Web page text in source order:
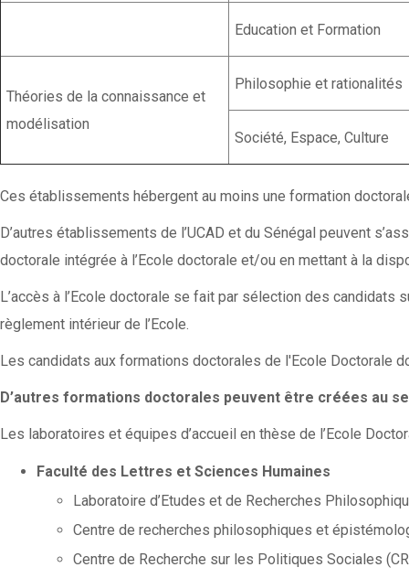
Education et Formation
Théories de la connaissance et
modélisation
Philosophie et rationalités
Société, Espace, Culture
Ces établissements hébergent au moins une formation
D’autres établissements de l’UCAD et du Sénégal peuvent
doctorale intégrée à l’Ecole doctorale et/ou en mettant à la
L’accès à l’Ecole doctorale se fait par sélection des
règlement intérieur de l’Ecole.
Les candidats aux formations doctorales de l'Ecole Doctorale
D’autres formations doctorales peuvent être créées au
Les laboratoires et équipes d’accueil en thèse de l’Ecole
Faculté des Lettres et Sciences Humaines
Laboratoire d’Etudes et de Recherches
Centre de recherches philosophiques et
Centre de Recherche sur les Politiques Sociales